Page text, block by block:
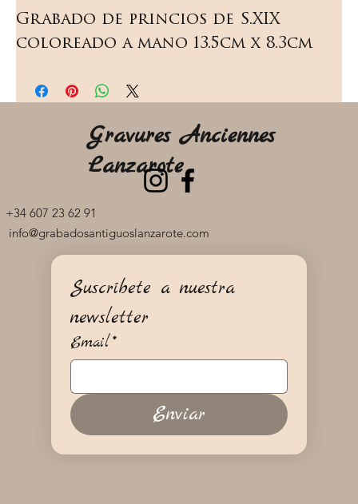
Grabado de princios de S.XIX
coloreado a mano 13.5cm x 8.3cm
+34 607 23 62 91
info@grabadosantiguoslanzarote.com
Gravures Anciennes
Lanzarote
Suscríbete a nuestra
newsletter
Email*
Enviar